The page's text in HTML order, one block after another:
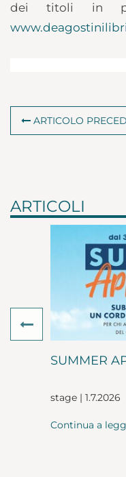
dei titoli in
ARTICOLO
ARTICOLI
SUMMER
stage | 1.7.2026
Continua a
Previous